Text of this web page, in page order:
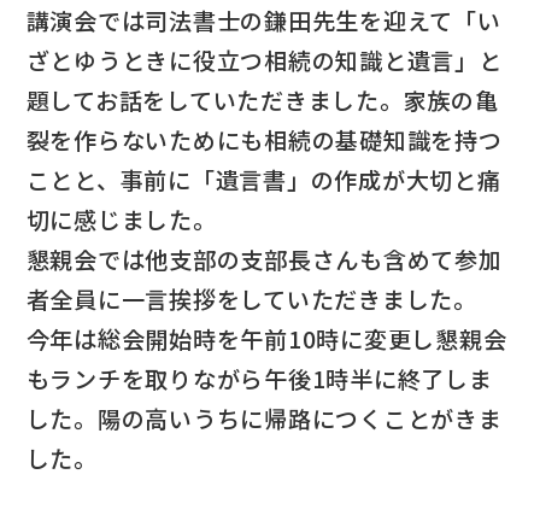
講演会では司法書士の鎌田先生を迎えて「い
ざとゆうときに役立つ相続の知識と遺言」と
題してお話をしていただきました。家族の亀
裂を作らないためにも相続の基礎知識を持つ
ことと、事前に「遺言書」の作成が大切と痛
切に感じました。
懇親会では他支部の支部長さんも含めて参加
者全員に一言挨拶をしていただきました。
今年は総会開始時を午前10時に変更し懇親会
もランチを取りながら午後1時半に終了しま
した。陽の高いうちに帰路につくことがきま
した。